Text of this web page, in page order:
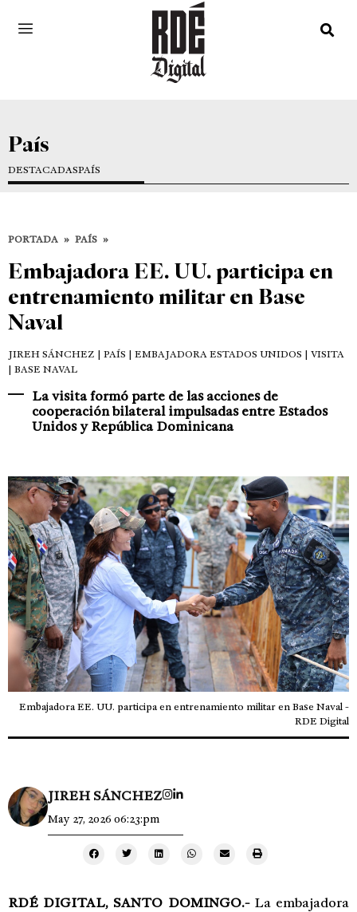
País
DESTACADASPAÍS
PORTADA » PAÍS »
Embajadora EE. UU. participa en
entrenamiento militar en Base
Naval
JIREH SÁNCHEZ | PAÍS | EMBAJADORA ESTADOS UNIDOS | VISITA
| BASE NAVAL
La visita formó parte de las acciones de
cooperación bilateral impulsadas entre Estados
Unidos y República Dominicana
Embajadora EE. UU. participa en entrenamiento militar en Base Naval -
RDE Digital
JIREH SÁNCHEZ
May 27, 2026 06:23:pm
RDÉ DIGITAL, SANTO DOMINGO.- La embajadora